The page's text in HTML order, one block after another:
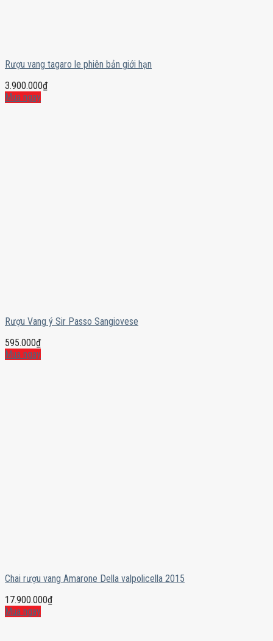
Rượu vang tagaro le phiên bản giới hạn
3.900.000₫
Mua ngay
Rượu Vang ý Sir Passo Sangiovese
595.000₫
Mua ngay
Chai rượu vang Amarone Della valpolicella 2015
17.900.000₫
Mua ngay